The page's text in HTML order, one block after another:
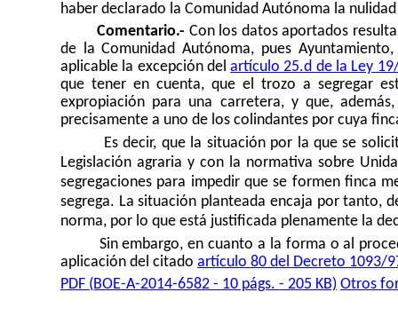
haber declarado la Comunidad Autónoma la
Comentario.- Con los datos aportados
de la Comunidad Autónoma, pues
aplicable la excepción delartículo 25.d de la Ley
que tener en cuenta, que el trozo a segregar
expropiación para una carretera, y que,
precisamente a uno de los colindantes por cuya
Es decir, que la situación por la que se
Legislación agraria y con la normativa sobre
segregaciones para impedir que se formen finca
segrega. La situación planteada encaja por tanto,
norma, por lo que está justificada plenamente la
Sin embargo, en cuanto a la forma o al
aplicación del citado artículo 80 del Decreto 1093/
PDF (BOE-A-2014-6582 - 10 págs. - 205 KB) Otros